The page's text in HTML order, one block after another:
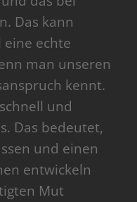
Das kann
echte
man unseren
kennt.
und
Das bedeutet,
und einen
entwickeln
Mut